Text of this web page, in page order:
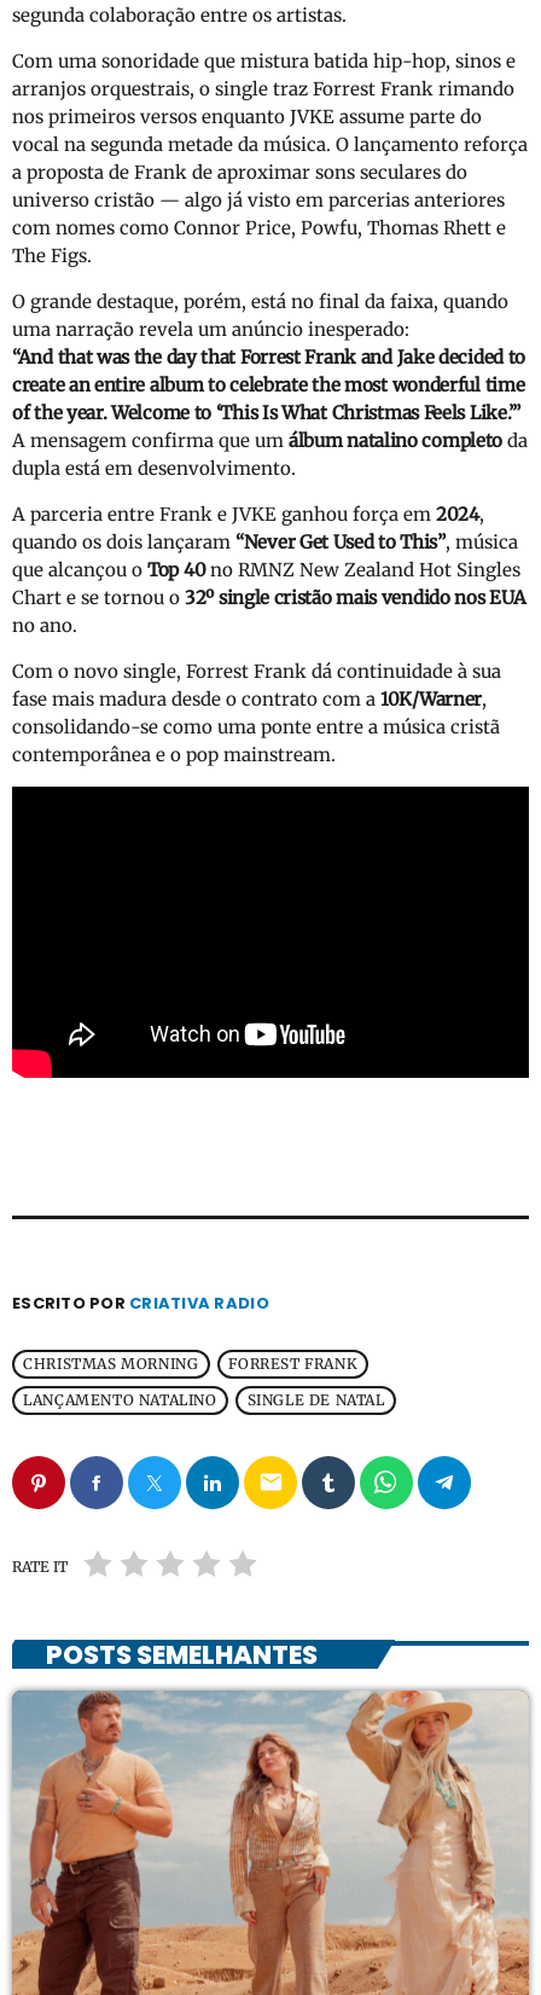
segunda colaboração entre os artistas.
Com uma sonoridade que mistura batida hip-hop, sinos e
arranjos orquestrais, o single traz Forrest Frank rimando
nos primeiros versos enquanto JVKE assume parte do
vocal na segunda metade da música. O lançamento reforça
a proposta de Frank de aproximar sons seculares do
universo cristão — algo já visto em parcerias anteriores
com nomes como Connor Price, Powfu, Thomas Rhett e
The Figs.
O grande destaque, porém, está no final da faixa, quando
uma narração revela um anúncio inesperado:
“And that was the day that Forrest Frank and Jake decided to
create an entire album to celebrate the most wonderful time
of the year. Welcome to ‘This Is What Christmas Feels Like.’”
A mensagem confirma que um álbum natalino completo da
dupla está em desenvolvimento.
A parceria entre Frank e JVKE ganhou força em 2024,
quando os dois lançaram “Never Get Used to This”, música
que alcançou o Top 40no RMNZ New Zealand Hot Singles
Chart e se tornou o 32º single cristão mais vendido nos EUA
no ano.
Com o novo single, Forrest Frank dá continuidade à sua
fase mais madura desde o contrato com a 10K/Warner,
consolidando-se como uma ponte entre a música cristã
contemporânea e o pop mainstream.
ESCRITO POR CRIATIVA RADIO
CHRISTMAS MORNING
FORREST FRANK
LANÇAMENTO NATALINO
SINGLE DE NATAL
email
RATE IT
POSTS SEMELHANTES